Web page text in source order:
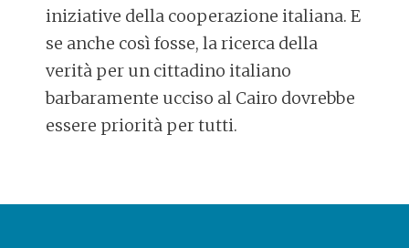
iniziative della cooperazione italiana. E
se anche così fosse, la ricerca della
verità per un cittadino italiano
barbaramente ucciso al Cairo dovrebbe
essere priorità per tutti.
POST